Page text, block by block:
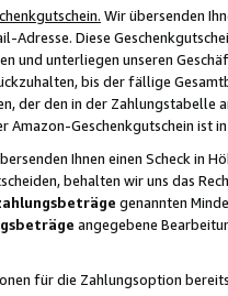
Wir übersenden
Adresse. Diese
und unterliegen unseren
bis der fällige
der den in der
Amazon-Geschenkgutschein ist
Ihnen einen Scheck in
behalten wir uns das
genannten
angegebene
für die Zahlungsoption